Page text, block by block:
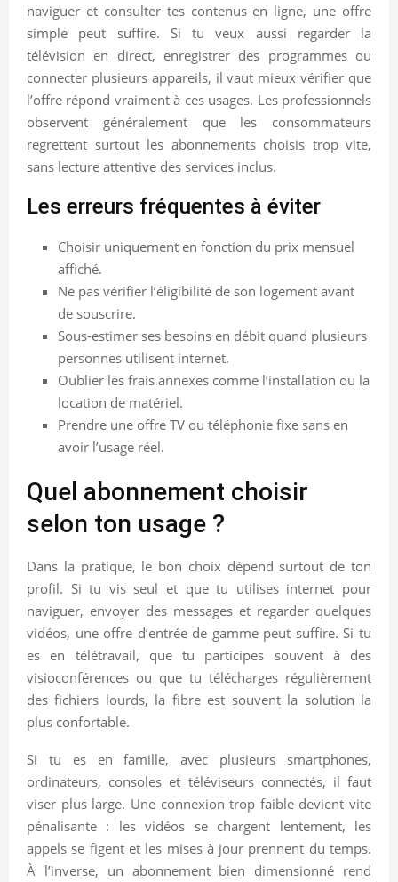
naviguer et consulter tes contenus en ligne, une offre
simple peut suffire. Si tu veux aussi regarder la
télévision en direct, enregistrer des programmes ou
connecter plusieurs appareils, il vaut mieux vérifier que
l’offre répond vraiment à ces usages. Les professionnels
observent généralement que les consommateurs
regrettent surtout les abonnements choisis trop vite,
sans lecture attentive des services inclus.
Les erreurs fréquentes à éviter
Choisir uniquement en fonction du prix mensuel
affiché.
Ne pas vérifier l’éligibilité de son logement avant
de souscrire.
Sous-estimer ses besoins en débit quand plusieurs
personnes utilisent internet.
Oublier les frais annexes comme l’installation ou la
location de matériel.
Prendre une offre TV ou téléphonie fixe sans en
avoir l’usage réel.
Quel abonnement choisir
selon ton usage ?
Dans la pratique, le bon choix dépend surtout de ton
profil. Si tu vis seul et que tu utilises internet pour
naviguer, envoyer des messages et regarder quelques
vidéos, une offre d’entrée de gamme peut suffire. Si tu
es en télétravail, que tu participes souvent à des
visioconférences ou que tu télécharges régulièrement
des fichiers lourds, la fibre est souvent la solution la
plus confortable.
Si tu es en famille, avec plusieurs smartphones,
ordinateurs, consoles et téléviseurs connectés, il faut
viser plus large. Une connexion trop faible devient vite
pénalisante : les vidéos se chargent lentement, les
appels se figent et les mises à jour prennent du temps.
À l’inverse, un abonnement bien dimensionné rend